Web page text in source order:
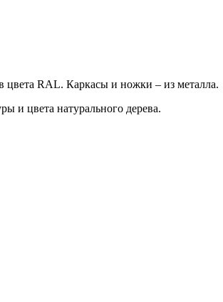
цвета RAL. Каркасы и ножки – из металла.
и цвета натурального дерева.